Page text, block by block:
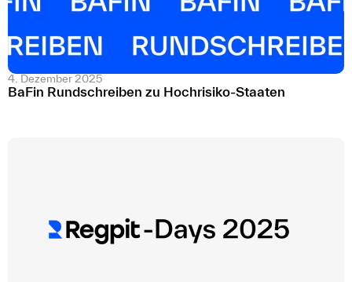
4. Dezember 2025
BaFin Rundschreiben zu Hochrisiko-Staaten